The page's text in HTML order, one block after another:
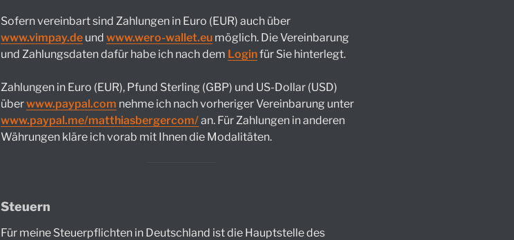
Sofern vereinbart sind Zahlungen in Euro (EUR) auch über
www.vimpay.deund www.wero-wallet.eumöglich. Die Vereinbarung
und Zahlungsdaten dafür habe ich nach dem Loginfür Sie hinterlegt.
Zahlungen in Euro (EUR), Pfund Sterling (GBP) und US-Dollar (USD)
überwww.paypal.com nehme ich nach vorheriger Vereinbarung unter
www.paypal.me/matthiasbergercom/an. Für Zahlungen in anderen
Währungen kläre ich vorab mit Ihnen die Modalitäten.
Steuern
Für meine Steuerpflichten in Deutschland ist die Hauptstelle des